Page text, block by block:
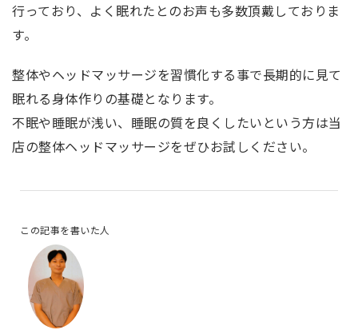
行っており、よく眠れたとのお声も多数頂戴しておりま
す。
整体やヘッドマッサージを習慣化する事で長期的に見て
眠れる身体作りの基礎となります。
不眠や睡眠が浅い、睡眠の質を良くしたいという方は当
店の整体ヘッドマッサージをぜひお試しください。
この記事を書いた人